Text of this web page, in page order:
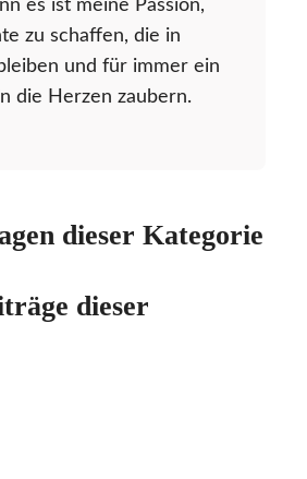
es ist meine Passion,
zu schaffen, die in
und für immer ein
die Herzen zaubern.
dieser Kategorie
dieser